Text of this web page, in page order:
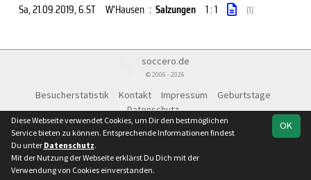
Sa, 21.09.2019, 6.ST W'Hausen : Salzungen 1 : 1 (1)
soccero.de
© 2006 - 2026
Besucherstatistik Kontakt Impressum
Geburtstage
Datenschutz
OK
Diese Webseite verwendet Cookies, um Dir den bestmöglichen
Service bieten zu können. Entsprechende Informationen findest
Du unter Datenschutz.
Mit der Nutzung der Webseite erklärst Du Dich mit der
Verwendung von Cookies einverstanden.